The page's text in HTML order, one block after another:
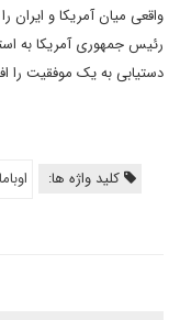
واقعی میان آمریکا و ایران
رئیس جمهوری آمریکا به
دستیابی به یک موفقیت را
کلید واژه ها: اوباما